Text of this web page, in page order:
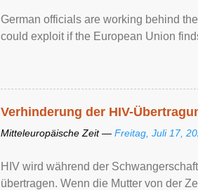
German officials are working behind
could exploit if the European Union
Verhinderung der HIV-
Mitteleuropäische Zeit — Freitag, Juli 17,
HIV wird während der
übertragen. Wenn die Mutter von der